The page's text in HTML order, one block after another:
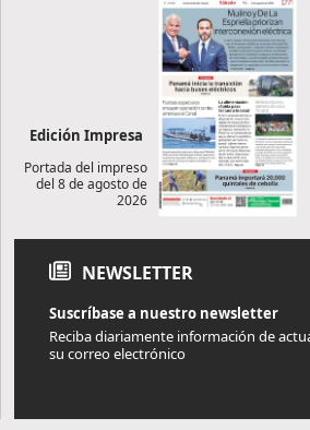
Edición Impresa
Portada del impreso
del 8 de agosto de
2026
NEWSLETTER
Suscríbase a nuestro newsletter
Reciba diariamente información de
su correo electrónico